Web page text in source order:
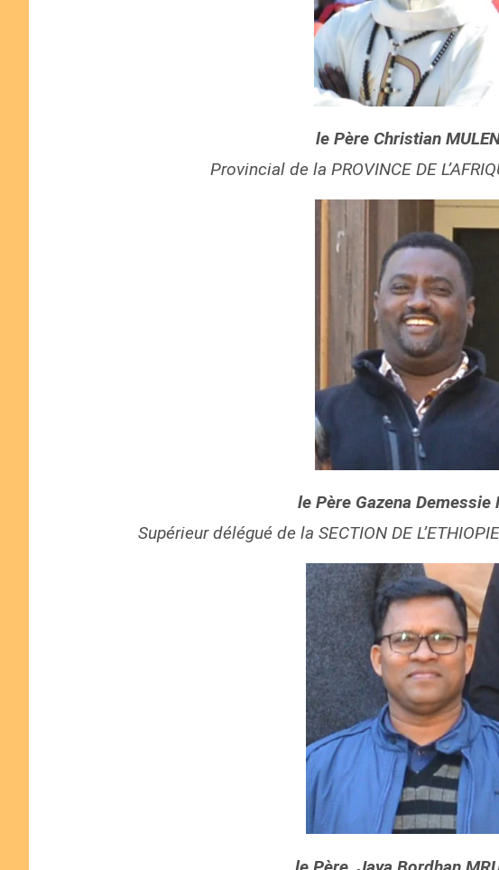
le Père Christian
Provincial de la PROVINCE DE
le Père Gazena Demessie
Supérieur délégué de la SECTION DE